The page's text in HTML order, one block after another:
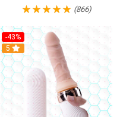
(866)
-43%
Hot
5